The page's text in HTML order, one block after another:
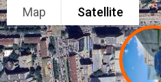
Map Satellite